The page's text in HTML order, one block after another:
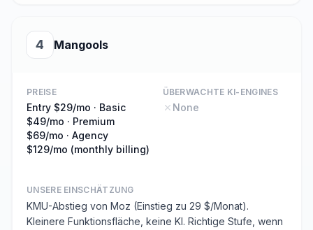
4 Mangools
PREISE
Entry $29/mo · Basic
$49/mo · Premium
$69/mo · Agency
$129/mo (monthly billing)
ÜBERWACHTE KI-ENGINES
None
UNSERE EINSCHÄTZUNG
KMU-Abstieg von Moz (Einstieg zu 29 $/Monat).
Kleinere Funktionsfläche, keine KI. Richtige Stufe, wenn